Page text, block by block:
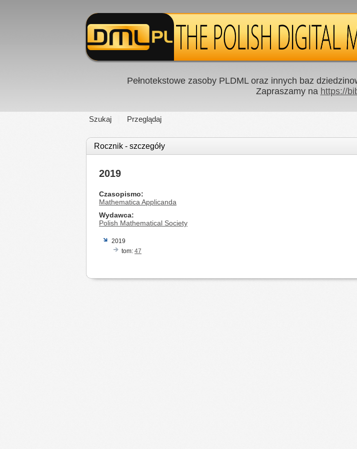
Pełnotekstowe zasoby PLDML oraz innych baz
Zapraszamy na https://
Szukaj Przeglądaj
Rocznik - szczegóły
2019
Czasopismo
Mathematica Applicanda
Wydawca
Polish Mathematical Society
2019
tom: 47